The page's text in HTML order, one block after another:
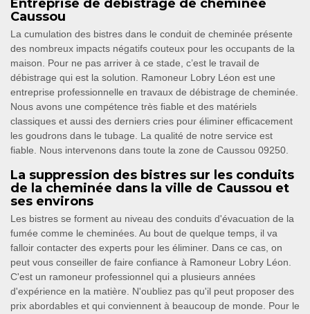
Entreprise de débistrage de cheminée
Caussou
La cumulation des bistres dans le conduit de cheminée présente
des nombreux impacts négatifs couteux pour les occupants de la
maison. Pour ne pas arriver à ce stade, c’est le travail de
débistrage qui est la solution. Ramoneur Lobry Léon est une
entreprise professionnelle en travaux de débistrage de cheminée.
Nous avons une compétence très fiable et des matériels
classiques et aussi des derniers cries pour éliminer efficacement
les goudrons dans le tubage. La qualité de notre service est
fiable. Nous intervenons dans toute la zone de Caussou 09250.
La suppression des bistres sur les conduits
de la cheminée dans la ville de Caussou et
ses environs
Les bistres se forment au niveau des conduits d'évacuation de la
fumée comme le cheminées. Au bout de quelque temps, il va
falloir contacter des experts pour les éliminer. Dans ce cas, on
peut vous conseiller de faire confiance à Ramoneur Lobry Léon.
C'est un ramoneur professionnel qui a plusieurs années
d'expérience en la matière. N'oubliez pas qu'il peut proposer des
prix abordables et qui conviennent à beaucoup de monde. Pour le